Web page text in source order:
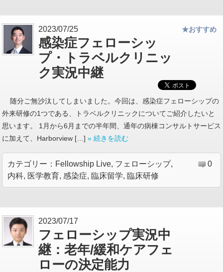
2023/07/25
感染症フェローシッ
プ・トラベルクリニッ
ク実況中継
★おすすめ
随分ご無沙汰してしまいました。今回は、感染症フェローシップの
外来研修の1つである、トラベルクリニックについてご紹介したいと
思います。 1月から6月までの半年間、通年の病棟コンサルトサービス
に加えて、Harborview […] » 続きを読む
カテゴリー： Fellowship Live, フェローシップ,
内科, 医学教育, 感染症, 臨床留学, 臨床研修
0
2023/07/17
フェローシップ実況中
継：老年/緩和ケアフェ
ローの決定能力